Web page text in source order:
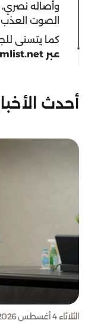
وأصاله نصري،
الصوت
كما يتسنى
عبر
أحدث
الثلاثاء 4 أغسطس 2026